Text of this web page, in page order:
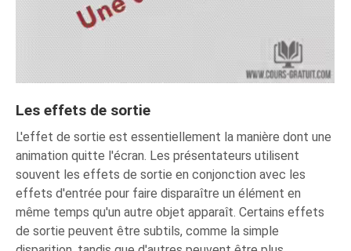
Les effets de sortie
L'effet de sortie est essentiellement la manière dont une
animation quitte l'écran. Les présentateurs utilisent
souvent les effets de sortie en conjonction avec les
effets d'entrée pour faire disparaître un élément en
même temps qu'un autre objet apparaît. Certains effets
de sortie peuvent être subtils, comme la simple